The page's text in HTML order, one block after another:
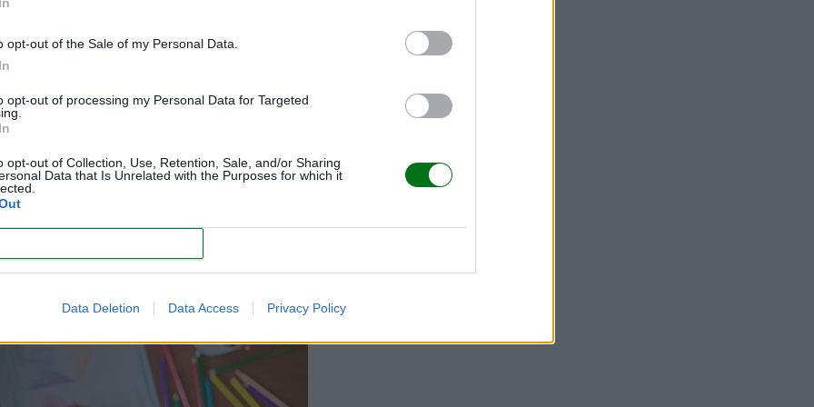
opt-out of the Sale of my Personal Data.
opt-out of processing my Personal Data for Targeted
opt-out of Collection, Use, Retention, Sale, and/or Sharing
Data that Is Unrelated with the Purposes for which it
Data Deletion Data Access Privacy Policy
navideños más conocidos, con videos y letras!
y colorear
niño, al tiempo que estimula su creatividad y su capacidad para
imprimir y colorear pasarán ratos muy divertidos y entretenidos!